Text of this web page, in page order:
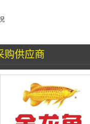
购供应商